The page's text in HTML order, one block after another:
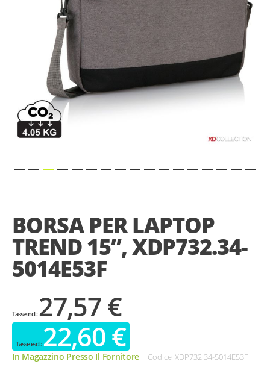
beginning
of
the
images
gallery
BORSA PER LAPTOP
TREND 15”, XDP732.34-
5014E53F
27,57 €
22,60 €
In Magazzino Presso Il Fornitore Codice XDP732.34-5014E53F